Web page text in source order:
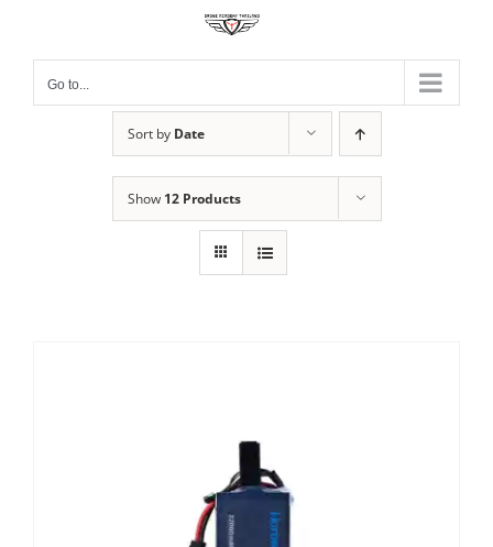
contentGo to...
Sort by Date
Show 12 Products